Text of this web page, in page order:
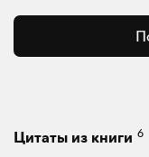
Цитаты из книги 6